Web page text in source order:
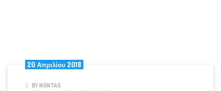
20 Απριλίου 2018
BY NONTAS